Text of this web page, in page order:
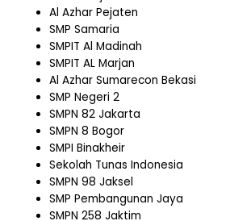
Al Azhar Pejaten
SMP Samaria
SMPIT Al Madinah
SMPIT AL Marjan
Al Azhar Sumarecon Bekasi
SMP Negeri 2
SMPN 82 Jakarta
SMPN 8 Bogor
SMPI Binakheir
Sekolah Tunas Indonesia
SMPN 98 Jaksel
SMP Pembangunan Jaya
SMPN 258 Jaktim